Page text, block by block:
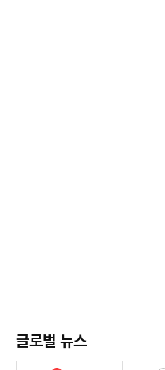
글로벌 뉴스